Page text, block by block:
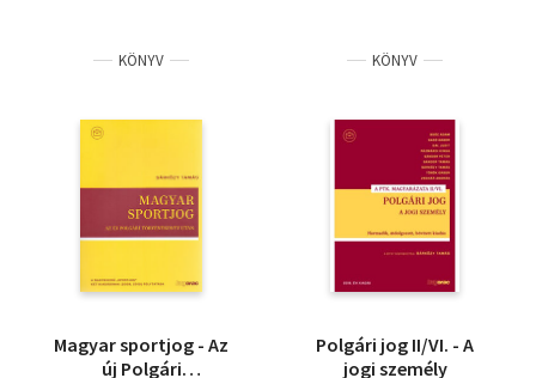
Tankönyv, segédkönyv
Társadalomtudomány
KÖNYV
Magyar sportjog - Az
új Polgári
KÖNYV
Polgári jog II/VI. - A
jogi személy